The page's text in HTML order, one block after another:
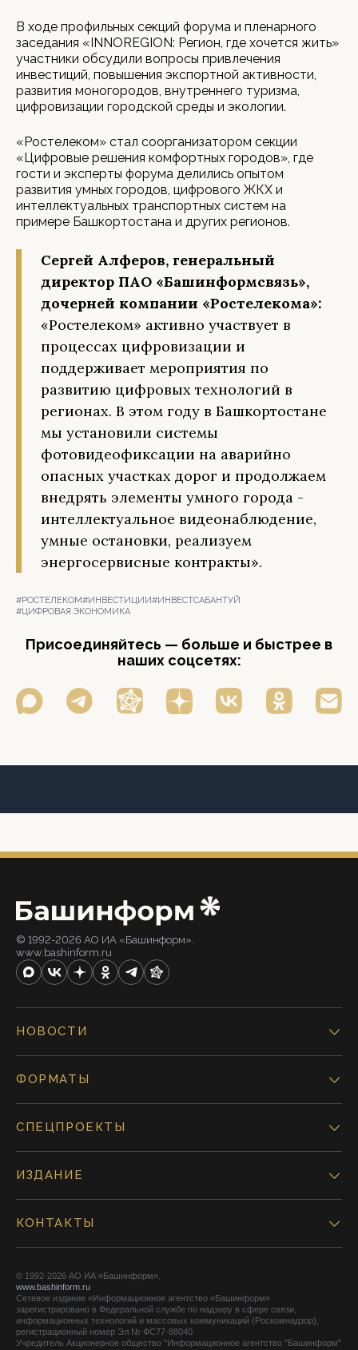
В ходе профильных секций форума и пленарного
заседания «INNOREGION: Регион, где хочется жить»
участники обсудили вопросы привлечения
инвестиций, повышения экспортной активности,
развития моногородов, внутреннего туризма,
цифровизации городской среды и экологии.
«Ростелеком» стал соорганизатором секции
«Цифровые решения комфортных городов», где
гости и эксперты форума делились опытом
развития умных городов, цифрового ЖКХ и
интеллектуальных транспортных систем на
примере Башкортостана и других регионов.
Сергей Алферов, генеральный
директор ПАО «Башинформсвязь»,
дочерней компании «Ростелекома»:
«Ростелеком» активно участвует в
процессах цифровизации и
поддерживает мероприятия по
развитию цифровых технологий в
регионах. В этом году в Башкортостане
мы установили системы
фотовидеофиксации на аварийно
опасных участках дорог и продолжаем
внедрять элементы умного города -
интеллектуальное видеонаблюдение,
умные остановки, реализуем
энергосервисные контракты».
#РОСТЕЛЕКОМ#ИНВЕСТИЦИИ#ИНВЕСТСАБАНТУЙ
#ЦИФРОВАЯ ЭКОНОМИКА
Присоединяйтесь — больше и быстрее в
наших соцсетях:
© 1992-2026 АО ИА «Башинформ».
www.bashinform.ru
НОВОСТИ
ФОРМАТЫ
СПЕЦПРОЕКТЫ
ИЗДАНИЕ
КОНТАКТЫ
© 1992-2026 АО ИА «Башинформ».
www.bashinform.ru
Сетевое издание «Информационное агентство «Башинформ»
зарегистрировано в Федеральной службе по надзору в сфере связи,
информационных технологий и массовых коммуникаций (Роскомнадзор),
регистрационный номер Эл № ФС77-88040
Учредитель Акционерное общество "Информационное агентство "Башинформ"